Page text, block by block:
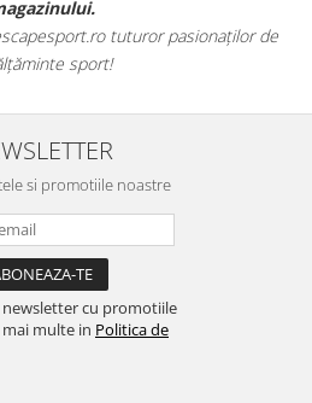
de
Aceștia au toate
si promotiile noastre
newsletter cu promotiile
multe in Politica de